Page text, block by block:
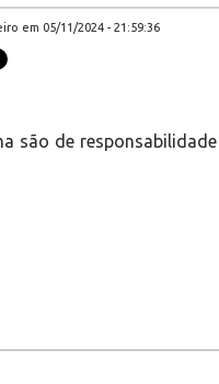
em 05/11/2024 - 21:59:36
são de